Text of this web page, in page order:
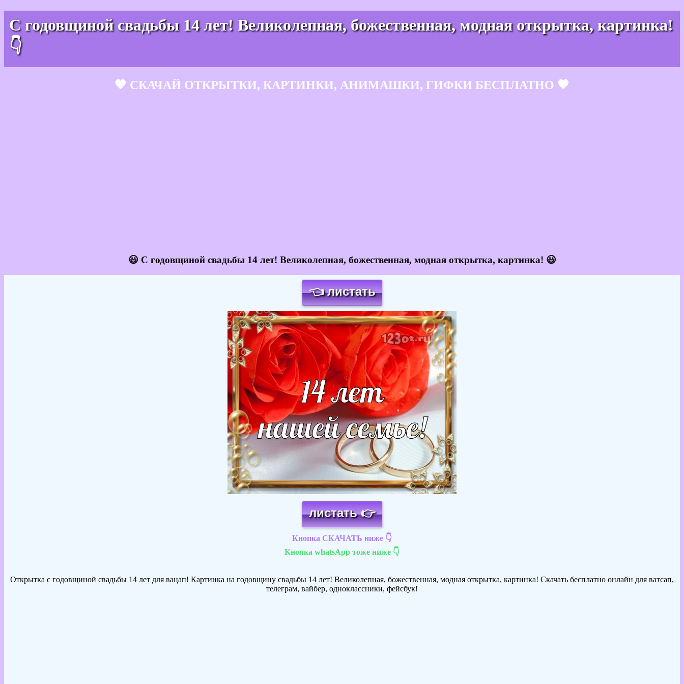
С годовщиной свадьбы 14 лет! Великолепная, божественная, модная открытка, картинка!
👇
🧡 СКАЧАЙ ОТКРЫТКИ, КАРТИНКИ, АНИМАШКИ, ГИФКИ БЕСПЛАТНО 🧡
😃 С годовщиной свадьбы 14 лет! Великолепная, божественная, модная открытка, картинка! 😃
👈 листать
Загрузка картинки...
листать 👉
Кнопка СКАЧАТЬ ниже 👇
Кнопка whatsApp тоже ниже 👇
Открытка с годовщиной свадьбы 14 лет для вацап! Картинка на годовщину свадьбы 14 лет! Великолепная, божественная, модная открытка, картинка! Скачать бесплатно онлайн для ватсап,
телеграм, вайбер, одноклассники, фейсбук!